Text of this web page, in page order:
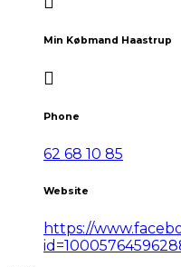
Min Købmand Haastrup
Phone
62 68 10 85
Website
https://